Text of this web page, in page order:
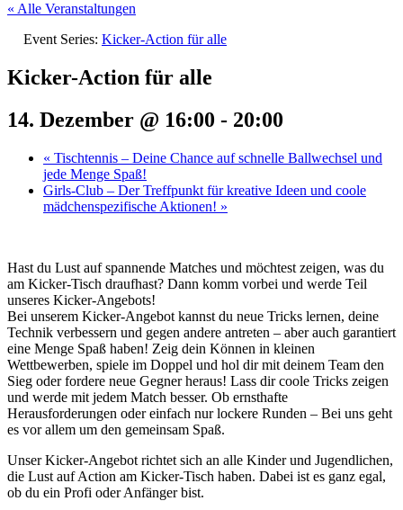
« Alle Veranstaltungen
Event Series: Kicker-Action für alle
Kicker-Action für alle
14. Dezember @ 16:00 - 20:00
« Tischtennis – Deine Chance auf schnelle Ballwechsel und
jede Menge Spaß!
Girls-Club – Der Treffpunkt für kreative Ideen und coole
mädchenspezifische Aktionen! »
Hast du Lust auf spannende Matches und möchtest zeigen, was du
am Kicker-Tisch draufhast? Dann komm vorbei und werde Teil
unseres Kicker-Angebots!
Bei unserem Kicker-Angebot kannst du neue Tricks lernen, deine
Technik verbessern und gegen andere antreten – aber auch garantiert
eine Menge Spaß haben! Zeig dein Können in kleinen
Wettbewerben, spiele im Doppel und hol dir mit deinem Team den
Sieg oder fordere neue Gegner heraus! Lass dir coole Tricks zeigen
und werde mit jedem Match besser. Ob ernsthafte
Herausforderungen oder einfach nur lockere Runden – Bei uns geht
es vor allem um den gemeinsam Spaß.
Unser Kicker-Angebot richtet sich an alle Kinder und Jugendlichen,
die Lust auf Action am Kicker-Tisch haben. Dabei ist es ganz egal,
ob du ein Profi oder Anfänger bist.